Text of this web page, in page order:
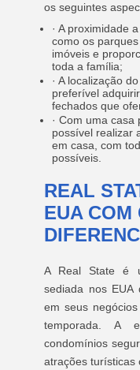
os seguintes
· A proximidade
como os
imóveis e
toda a família;
· A localização
preferível
fechados que
· Com uma casa
possível realizar
em casa, com
possíveis.
REAL
EUA COM
A Real State é
sediada nos EUA
em seus
temporada. A
condomínios
atrações turísticas